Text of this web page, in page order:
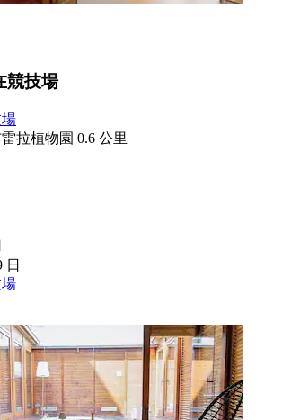
競技場
拉植物園 0.6 公里
日